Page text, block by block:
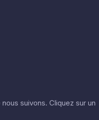
suivons. Cliquez sur un